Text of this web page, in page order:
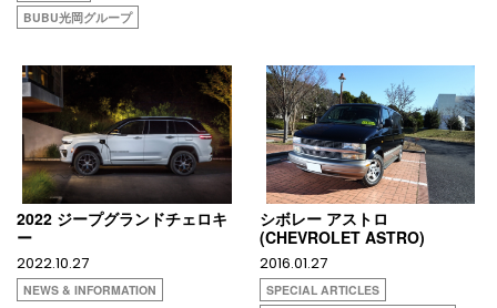
BUBU光岡グループ
2022 ジープグランドチェロキ
ー
2022.10.27
NEWS & INFORMATION
シボレー アストロ
(CHEVROLET ASTRO)
2016.01.27
SPECIAL ARTICLES